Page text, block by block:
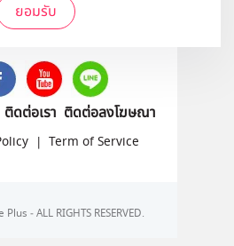
ยอมรับ
ติดตามเราได้ที่
ติดต่อเรา ติดต่อลงโฆษณา
| Term of Service
- ALL RIGHTS RESERVED.